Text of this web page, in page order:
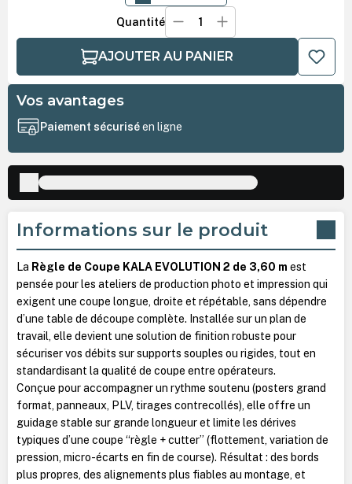
Quantité
AJOUTER AU PANIER
Vos avantages
Paiement sécuriséen ligne
Informations sur le produit
La Règle de Coupe KALA EVOLUTION 2 de 3,60 m est
pensée pour les ateliers de production photo et impression qui
exigent une coupe longue, droite et répétable, sans dépendre
d’une table de découpe complète. Installée sur un plan de
travail, elle devient une solution de finition robuste pour
sécuriser vos débits sur supports souples ou rigides, tout en
standardisant la qualité de coupe entre opérateurs.
Conçue pour accompagner un rythme soutenu (posters grand
format, panneaux, PLV, tirages contrecollés), elle offre un
guidage stable sur grande longueur et limite les dérives
typiques d’une coupe “règle + cutter” (flottement, variation de
pression, micro-écarts en fin de course). Résultat : des bords
plus propres, des alignements plus fiables au montage, et